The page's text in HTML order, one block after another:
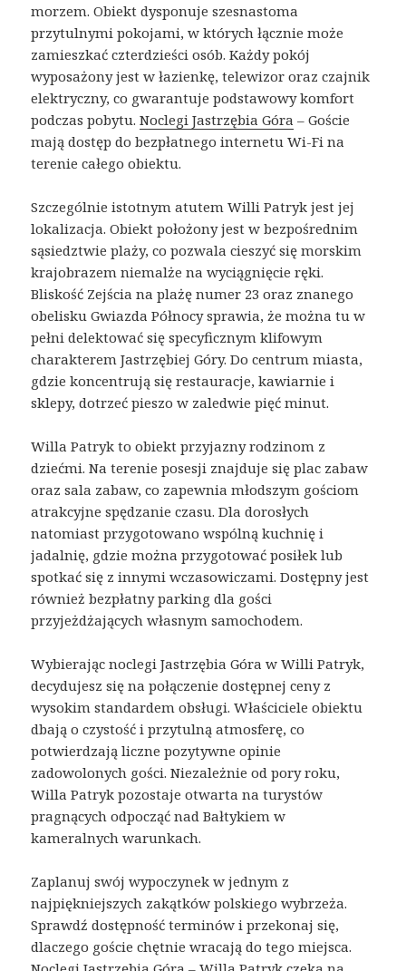
morzem. Obiekt dysponuje szesnastoma
przytulnymi pokojami, w których łącznie może
zamieszkać czterdzieści osób. Każdy pokój
wyposażony jest w łazienkę, telewizor oraz czajnik
elektryczny, co gwarantuje podstawowy komfort
podczas pobytu.Noclegi Jastrzębia Góra – Goście
mają dostęp do bezpłatnego internetu Wi-Fi na
terenie całego obiektu.
Szczególnie istotnym atutem Willi Patryk jest jej
lokalizacja. Obiekt położony jest w bezpośrednim
sąsiedztwie plaży, co pozwala cieszyć się morskim
krajobrazem niemalże na wyciągnięcie ręki.
Bliskość Zejścia na plażę numer 23 oraz znanego
obelisku Gwiazda Północy sprawia, że można tu w
pełni delektować się specyficznym klifowym
charakterem Jastrzębiej Góry. Do centrum miasta,
gdzie koncentrują się restauracje, kawiarnie i
sklepy, dotrzeć pieszo w zaledwie pięć minut.
Willa Patryk to obiekt przyjazny rodzinom z
dziećmi. Na terenie posesji znajduje się plac zabaw
oraz sala zabaw, co zapewnia młodszym gościom
atrakcyjne spędzanie czasu. Dla dorosłych
natomiast przygotowano wspólną kuchnię i
jadalnię, gdzie można przygotować posiłek lub
spotkać się z innymi wczasowiczami. Dostępny jest
również bezpłatny parking dla gości
przyjeżdżających własnym samochodem.
Wybierając noclegi Jastrzębia Góra w Willi Patryk,
decydujesz się na połączenie dostępnej ceny z
wysokim standardem obsługi. Właściciele obiektu
dbają o czystość i przytulną atmosferę, co
potwierdzają liczne pozytywne opinie
zadowolonych gości. Niezależnie od pory roku,
Willa Patryk pozostaje otwarta na turystów
pragnących odpocząć nad Bałtykiem w
kameralnych warunkach.
Zaplanuj swój wypoczynek w jednym z
najpiękniejszych zakątków polskiego wybrzeża.
Sprawdź dostępność terminów i przekonaj się,
dlaczego goście chętnie wracają do tego miejsca.